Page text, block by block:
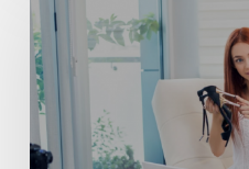
generar
más
ventas
con
el